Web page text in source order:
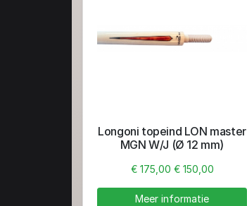
Longoni topeind LON master
MGN W/J (Ø 12 mm)
€ 175,00 € 150,00
Meer informatie